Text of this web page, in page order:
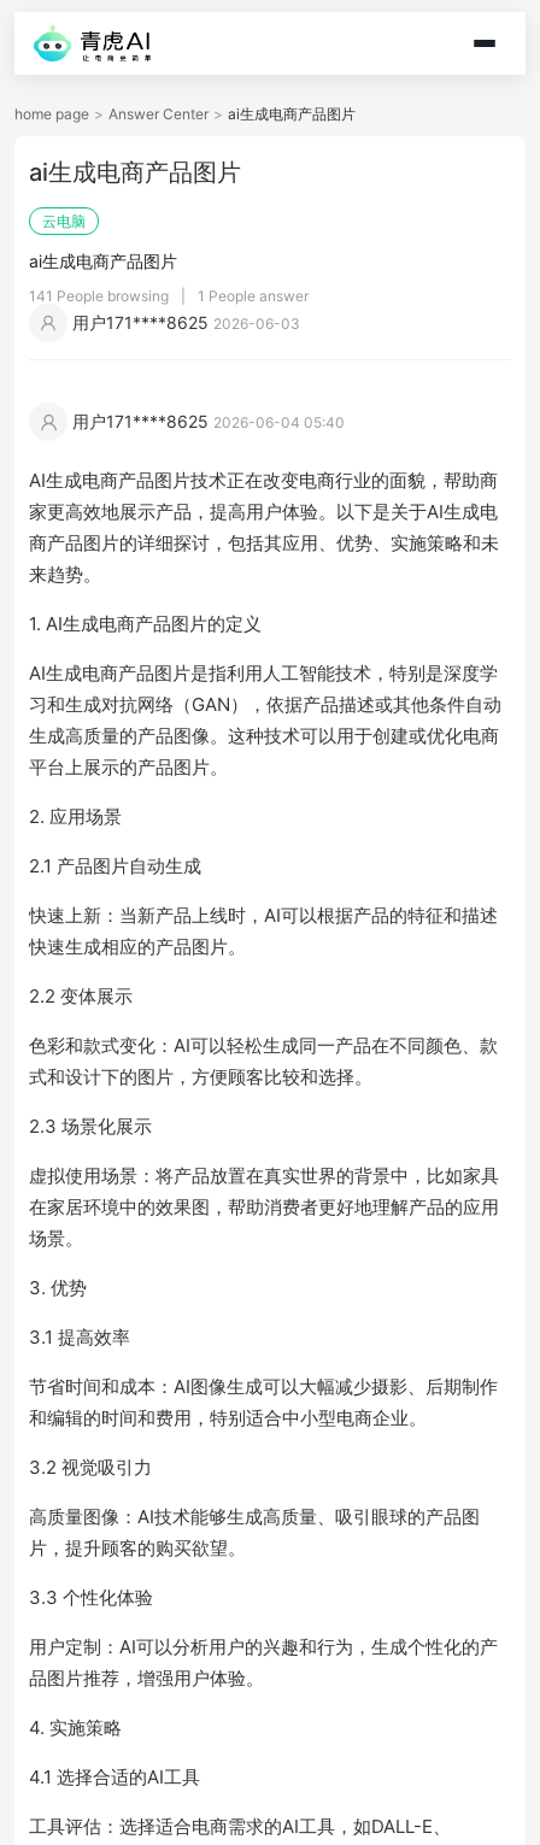
home page > Answer Center > ai生成电商产品图片
ai生成电商产品图片
云电脑
ai生成电商产品图片
141 People browsing 1 People answer
用户171****8625 2026-06-03
用户171****8625 2026-06-04 05:40
AI生成电商产品图片技术正在改变电商行业的面貌，帮助商
家更高效地展示产品，提高用户体验。以下是关于AI生成电
商产品图片的详细探讨，包括其应用、优势、实施策略和未
来趋势。
1. AI生成电商产品图片的定义
AI生成电商产品图片是指利用人工智能技术，特别是深度学
习和生成对抗网络（GAN），依据产品描述或其他条件自动
生成高质量的产品图像。这种技术可以用于创建或优化电商
平台上展示的产品图片。
2. 应用场景
2.1 产品图片自动生成
快速上新：当新产品上线时，AI可以根据产品的特征和描述
快速生成相应的产品图片。
2.2 变体展示
色彩和款式变化：AI可以轻松生成同一产品在不同颜色、款
式和设计下的图片，方便顾客比较和选择。
2.3 场景化展示
虚拟使用场景：将产品放置在真实世界的背景中，比如家具
在家居环境中的效果图，帮助消费者更好地理解产品的应用
场景。
3. 优势
3.1 提高效率
节省时间和成本：AI图像生成可以大幅减少摄影、后期制作
和编辑的时间和费用，特别适合中小型电商企业。
3.2 视觉吸引力
高质量图像：AI技术能够生成高质量、吸引眼球的产品图
片，提升顾客的购买欲望。
3.3 个性化体验
用户定制：AI可以分析用户的兴趣和行为，生成个性化的产
品图片推荐，增强用户体验。
4. 实施策略
4.1 选择合适的AI工具
工具评估：选择适合电商需求的AI工具，如DALL-E、